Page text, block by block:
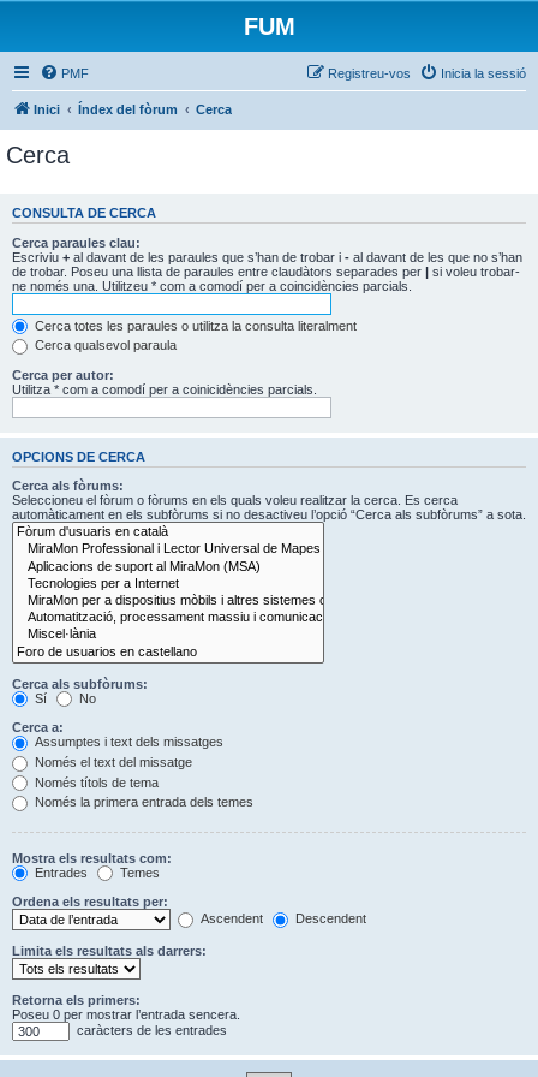
FUM
PMF Inicia la sessió
Registreu-vos
Inici Índex del fòrum Cerca
Cerca
CONSULTA DE CERCA
Cerca paraules clau:
Escriviu + al davant de les paraules que s’han de trobar i - al davant de les que no s’han
de trobar. Poseu una llista de paraules entre claudàtors separades per | si voleu trobar-
ne només una. Utilitzeu * com a comodí per a coincidències parcials.
Cerca totes les paraules o utilitza la consulta literalment
Cerca qualsevol paraula
Cerca per autor:
Utilitza * com a comodí per a coinicidències parcials.
OPCIONS DE CERCA
Cerca als fòrums:
Seleccioneu el fòrum o fòrums en els quals voleu realitzar la cerca. Es cerca
automàticament en els subfòrums si no desactiveu l’opció “Cerca als subfòrums” a sota.
Cerca als subfòrums:
Sí
No
Cerca a:
Assumptes i text dels missatges
Només el text del missatge
Només títols de tema
Només la primera entrada dels temes
Mostra els resultats com:
Entrades
Temes
Ordena els resultats per:
Ascendent
Descendent
Limita els resultats als darrers:
Retorna els primers:
Poseu 0 per mostrar l’entrada sencera.
caràcters de les entrades